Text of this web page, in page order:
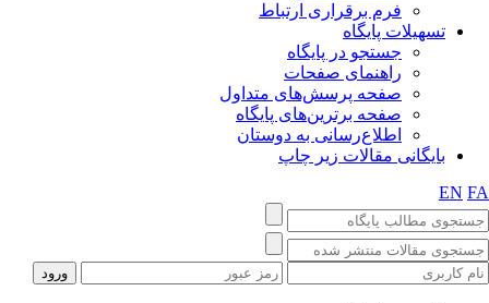
فرم برقراری ارتباط
تسهیلات پایگاه
جستجو در پایگاه
راهنمای صفحات
صفحه پرسش‌های متداول
صفحه برترین‌های پایگاه
اطلاع‌رسانی به دوستان
بایگانی مقالات زیر چاپ
EN